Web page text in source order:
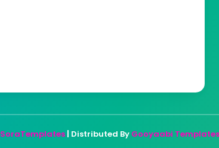
SoraTemplates| Distributed By Gooyaabi Templates